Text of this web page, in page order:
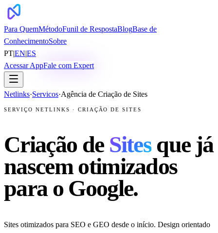
Para QuemMétodoFunil de RespostaBlogBase de
ConhecimentoSobre
PT|EN|ES
Acessar AppFale com Expert
Netlinks·Servicos·Agência de Criação de Sites
SERVIÇO NETLINKS · CRIAÇÃO DE SITES
Criação de Sites que já
nascem otimizados
para o Google.
Sites otimizados para SEO e GEO desde o início. Design orientado